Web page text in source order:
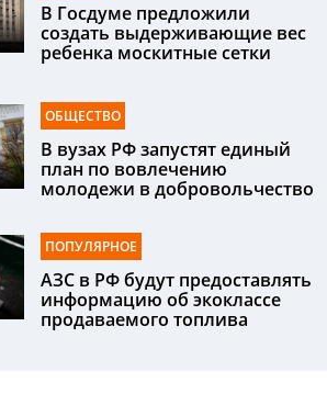
В Госдуме предложили
создать выдерживающие вес
ребенка москитные сетки
ОБЩЕСТВО
В вузах РФ запустят единый
план по вовлечению
молодежи в добровольчество
ПОПУЛЯРНОЕ
АЗС в РФ будут предоставлять
информацию об экоклассе
продаваемого топлива